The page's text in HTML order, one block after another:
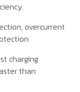
overcurrent
charging
than